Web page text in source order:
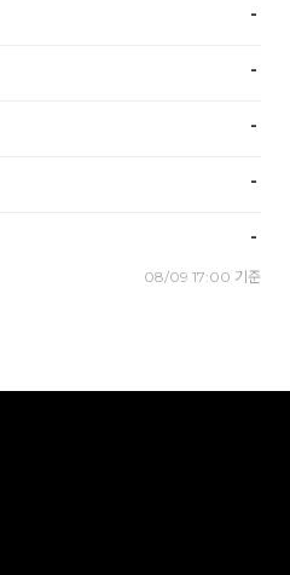
-
-
-
-
-
08/09 17:00 기준